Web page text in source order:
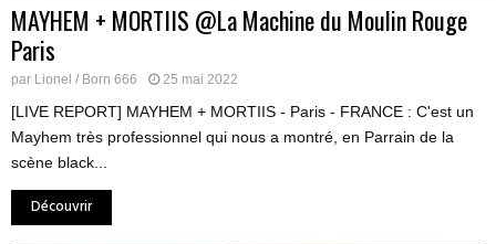
MAYHEM + MORTIIS @La Machine du Moulin Rouge
Paris
par Lionel / Born 666 25 mai 2022
[LIVE REPORT] MAYHEM + MORTIIS - Paris - FRANCE : C'est un
Mayhem très professionnel qui nous a montré, en Parrain de la
scène black...
Découvrir